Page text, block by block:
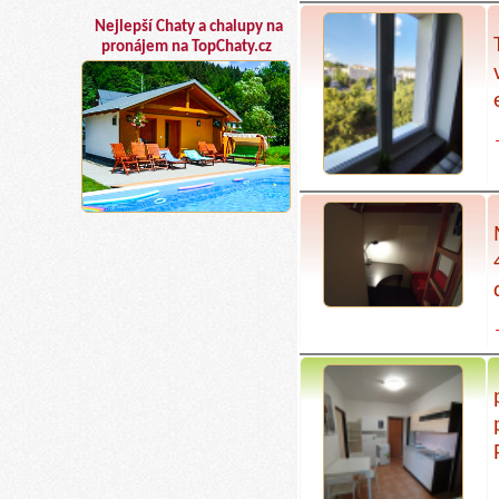
Nejlepší Chaty a chalupy na
pronájem na TopChaty.cz